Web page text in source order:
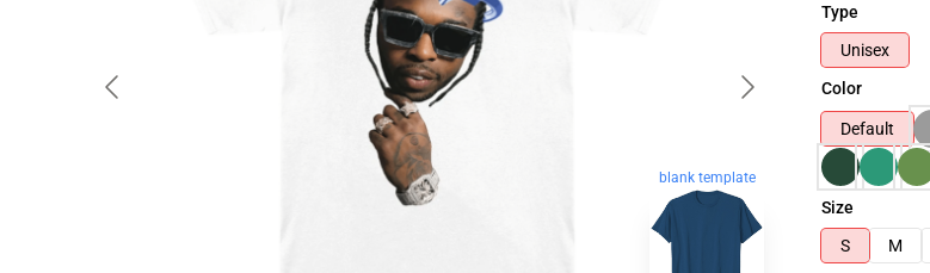
blank template
Type
Unisex
Color
Default
Size
S
M